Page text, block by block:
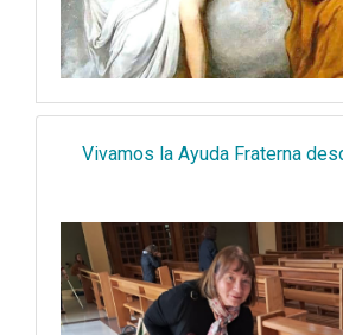
Vivamos la Ayuda Fraterna